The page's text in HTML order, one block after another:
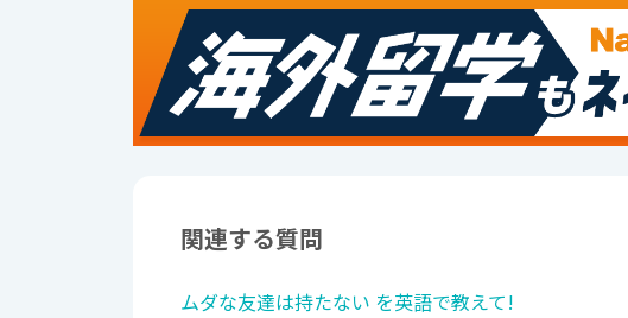
関連する質問
ムダな友達は持たない を英語で教えて!